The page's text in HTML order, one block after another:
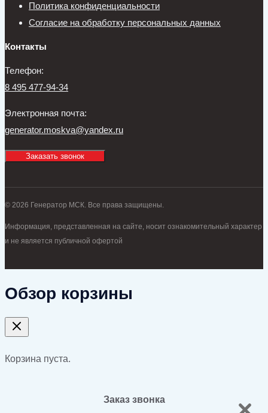
Политика конфиденциальности
Согласие на обработку персональных данных
Контакты
Телефон:
8 495 477-94-34
Электронная почта:
generator.moskva@yandex.ru
Заказать звонок
© 2026 Генератор МСК. Все права защищены.
Информация, представленная на сайте, носит ознакомительный характер
и не является публичной офертой
Обзор корзины
Корзина пуста.
Заказ звонка